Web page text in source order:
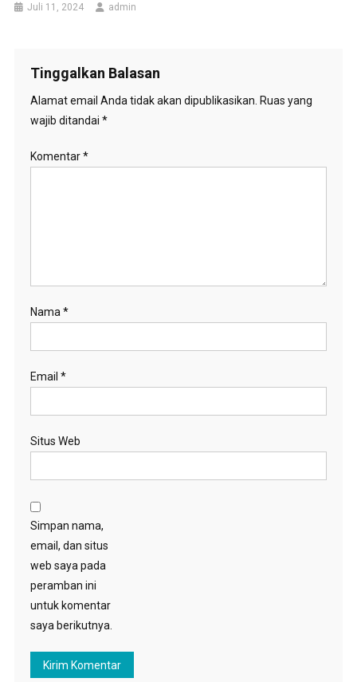
Juli 11, 2024 admin
Tinggalkan Balasan
Alamat email Anda tidak akan dipublikasikan. Ruas yang
wajib ditandai *
Komentar*
Nama *
Email *
Situs Web
Simpan nama,
email, dan situs
web saya pada
peramban ini
untuk komentar
saya berikutnya.